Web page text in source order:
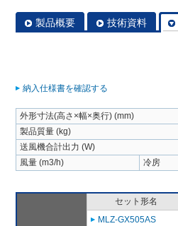
製品概要 技術資料
納入仕様書を確認する
外形寸法(高さ×幅×奥行) (mm)
製品質量 (kg)
送風機合計出力 (W)
風量 (m3/h)
冷房
セット形名
MLZ-GX505AS